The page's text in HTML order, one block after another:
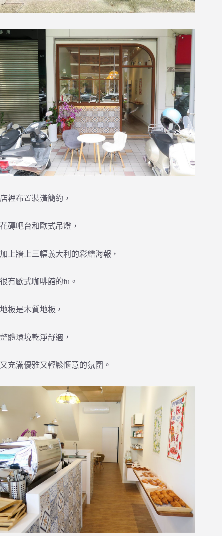
店裡布置裝潢簡約，
花磚吧台和歐式吊燈，
加上牆上三幅義大利的彩繪海報，
很有歐式咖啡館的fu。
地板是木質地板，
整體環境乾淨舒適，
又充滿優雅又輕鬆愜意的氛圍。